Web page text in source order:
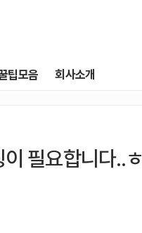
팁모음 회사소개
필요합니다..ㅎ